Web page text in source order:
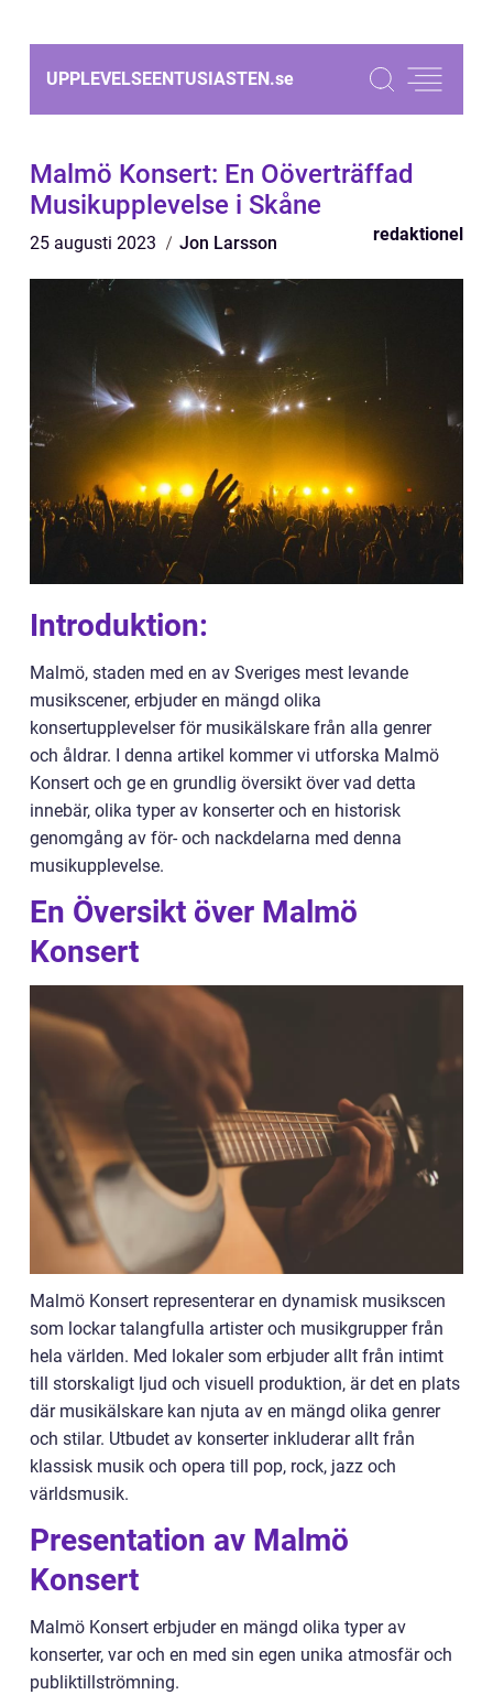
UPPLEVELSEENTUSIASTEN.se
Malmö Konsert: En Oöverträffad
Musikupplevelse i Skåne
25 augusti 2023 Jon Larsson redaktionel
Introduktion:
Malmö, staden med en av Sveriges mest levande
musikscener, erbjuder en mängd olika
konsertupplevelser för musikälskare från alla genrer
och åldrar. I denna artikel kommer vi utforska Malmö
Konsert och ge en grundlig översikt över vad detta
innebär, olika typer av konserter och en historisk
genomgång av för- och nackdelarna med denna
musikupplevelse.
En Översikt över Malmö
Konsert
Malmö Konsert representerar en dynamisk musikscen
som lockar talangfulla artister och musikgrupper från
hela världen. Med lokaler som erbjuder allt från intimt
till storskaligt ljud och visuell produktion, är det en plats
där musikälskare kan njuta av en mängd olika genrer
och stilar. Utbudet av konserter inkluderar allt från
klassisk musik och opera till pop, rock, jazz och
världsmusik.
Presentation av Malmö
Konsert
Malmö Konsert erbjuder en mängd olika typer av
konserter, var och en med sin egen unika atmosfär och
publiktillströmning.